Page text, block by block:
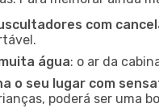
com
água: o ar da
o seu lugar com
poderá ser uma